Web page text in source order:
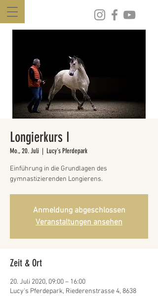
Longierkurs I
Mo., 20. Juli
  |
Lucy's Pferdepark
Einführung in die Grundlagen des
gymnastizierenden Longierens.
Anmeldung abgeschlossen
Veranstaltungen ansehen
Zeit & Ort
20. Juli 2020, 09:00 – 16:00
Lucy's Pferdepark, Riederenstrasse 4, 8638